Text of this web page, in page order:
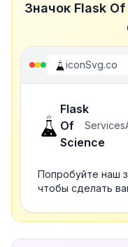
Значок Flask
iconSvg.co
Flask
Of
Science
Services
Попробуйте наш
чтобы сделать